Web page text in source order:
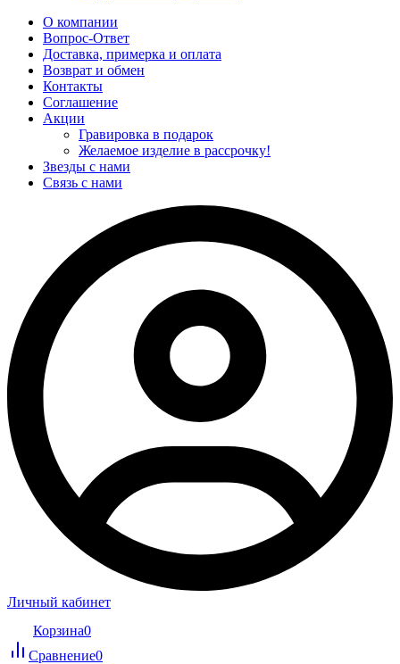
О компании
Вопрос-Ответ
Доставка, примерка и оплата
Возврат и обмен
Контакты
Соглашение
Акции
Гравировка в подарок
Желаемое изделие в рассрочку!
Звезды с нами
Связь с нами
Личный кабинет
Корзина0
Сравнение0